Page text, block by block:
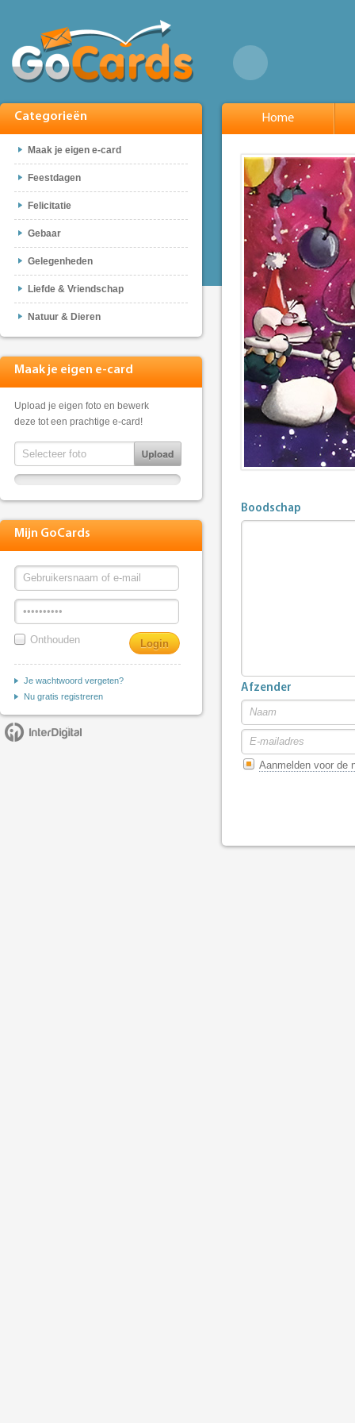
Categorieën
Maak je eigen e-card
Feestdagen
Felicitatie
Gebaar
Gelegenheden
Liefde & Vriendschap
Natuur & Dieren
Maak je eigen e-card
Upload je eigen foto en bewerk
deze tot een prachtige e-card!
Mijn GoCards
Onthouden
Je wachtwoord vergeten?
Nu gratis registreren
Home
Boodschap
Afzender
Aanmelden voor de